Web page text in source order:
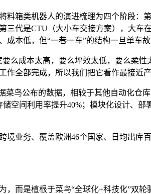
料箱类机器人的演进梳理为四个阶段
三代是CTU（大小车交接方案），大
本低，但“一巷一车”的结构一旦单车
么成本太高，要么坪效太低，要么柔
作全部完成，所以我们把它看作最接近
菜鸟公布的数据，相较于其他自动化
空间利用率提升40%；模块化设计、
境业务、覆盖欧洲46个国家、日均出
而是植根于菜鸟“全球化+科技化”双轮